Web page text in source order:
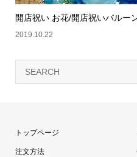
開店祝い お花/開店祝いバルー
2019.10.22
トップページ
注文方法